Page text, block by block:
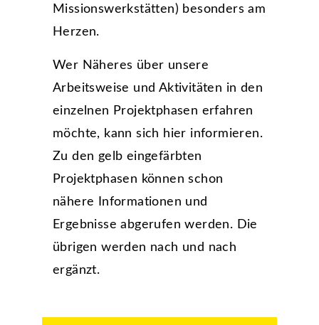
Missionswerkstätten) besonders am
Herzen.
Wer Näheres über unsere
Arbeitsweise und Aktivitäten in den
einzelnen Projektphasen erfahren
möchte, kann sich hier informieren.
Zu den gelb eingefärbten
Projektphasen können schon
nähere Informationen und
Ergebnisse abgerufen werden. Die
übrigen werden nach und nach
ergänzt.